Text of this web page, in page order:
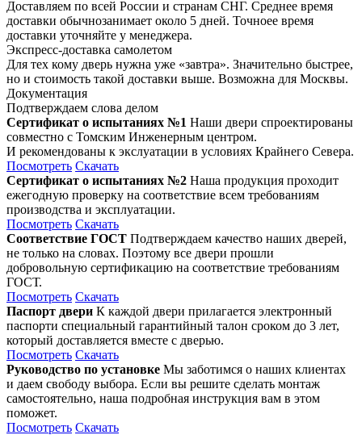
Доставляем по всей России и странам СНГ. Среднее время
доставки обычнозанимает около 5 дней. Точноее время
доставки уточняйте у менеджера.
Экспресс-доставка самолетом
Для тех кому дверь нужна уже «завтра». Значительно быстрее,
но и стоимость такой доставки выше. Возможна для Москвы.
Документация
Подтверждаем слова делом
Сертификат о испытаниях №1 Наши двери спроектированы
совместно с Томским Инженерным центром.
И рекомендованы к экслуатации в условиях Крайнего Севера.
Посмотреть Скачать
Сертификат о испытаниях №2 Наша продукция проходит
ежегодную проверку на соответствие всем требованиям
производства и эксплуатации.
Посмотреть Скачать
Соответствие ГОСТ Подтверждаем качество наших дверей,
не только на словах. Поэтому все двери прошли
добровольную сертификацию на соответствие требованиям
ГОСТ.
Посмотреть Скачать
Паспорт двери К каждой двери прилагается электронный
паспорти специальный гарантийный талон сроком до 3 лет,
который доставляется вместе с дверью.
Посмотреть Скачать
Руководство по установке Мы заботимся о наших клиентах
и даем свободу выбора. Если вы решите сделать монтаж
самостоятельно, наша подробная инструкция вам в этом
поможет.
Посмотреть Скачать